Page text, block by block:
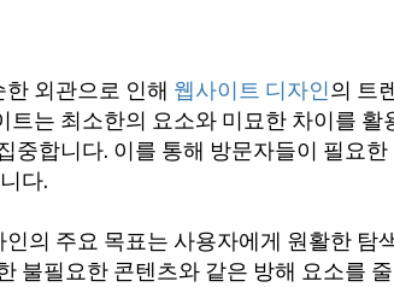
외관으로 인해 웹사이트 디자인의 트
트는 최소한의 요소와 미묘한 차이를 활
중합니다. 이를 통해 방문자들이 필요한
다.
의 주요 목표는 사용자에게 원활한 탐
불필요한 콘텐츠와 같은 방해 요소를